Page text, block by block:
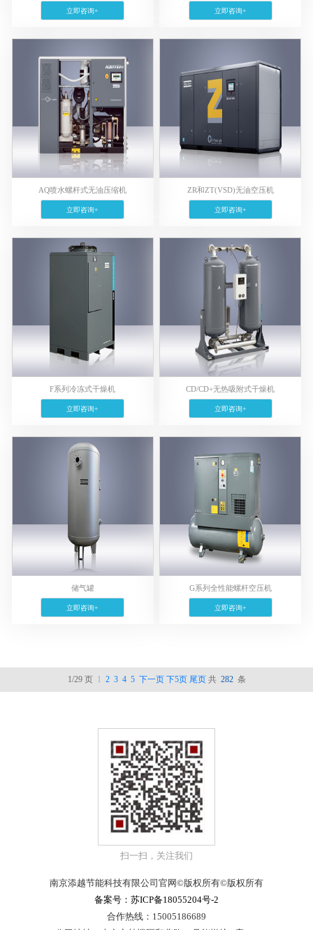
立即咨询+ 立即咨询+
AQ喷水螺杆式无油压缩机
立即咨询+
ZR和ZT(VSD)无油空压机
立即咨询+
F系列冷冻式干燥机
立即咨询+
CD/CD+无热吸附式干燥机
立即咨询+
储气罐
立即咨询+
G系列全性能螺杆空压机
立即咨询+
1/29 页 1 2 3 4 5 下一页 下5页 尾页 共 282 条
扫一扫，关注我们
南京添越节能科技有限公司官网©版权所有©版权所有
备案号：苏ICP备18055204号-2
合作热线：15005186689